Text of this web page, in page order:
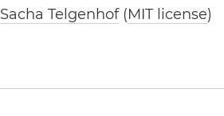
Sacha Telgenhof(MIT license)